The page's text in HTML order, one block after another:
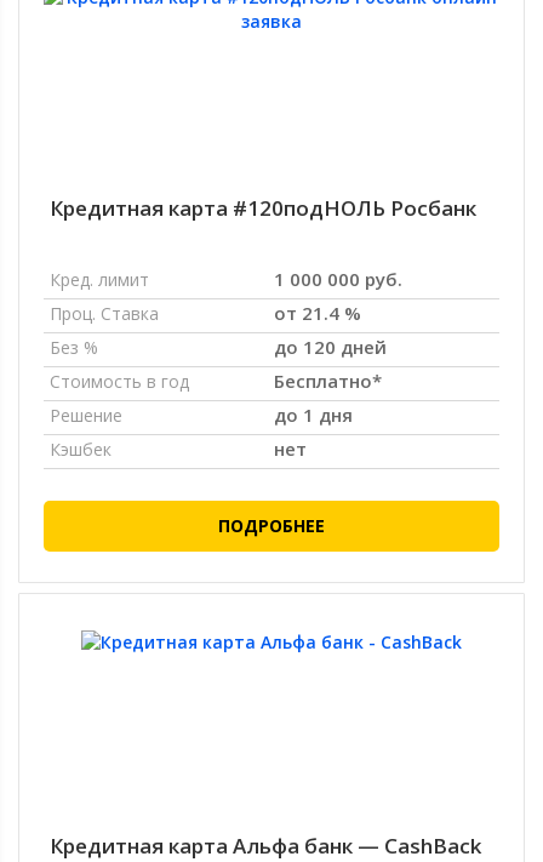
Кредитная карта #120подНОЛЬ Росбанк
Кред. лимит 1 000 000 руб.
Проц. Ставка от 21.4 %
Без % до 120 дней
Стоимость в год Бесплатно*
Решение до 1 дня
Кэшбек нет
ПОДРОБНЕЕ
Кредитная карта Альфа банк — CashBack